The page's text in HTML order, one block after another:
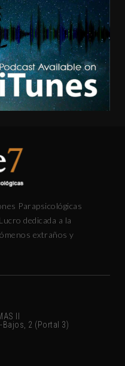
Parapsicológicas
dedicada a la
extraños y
II
Bajos, 2 (Portal 3)